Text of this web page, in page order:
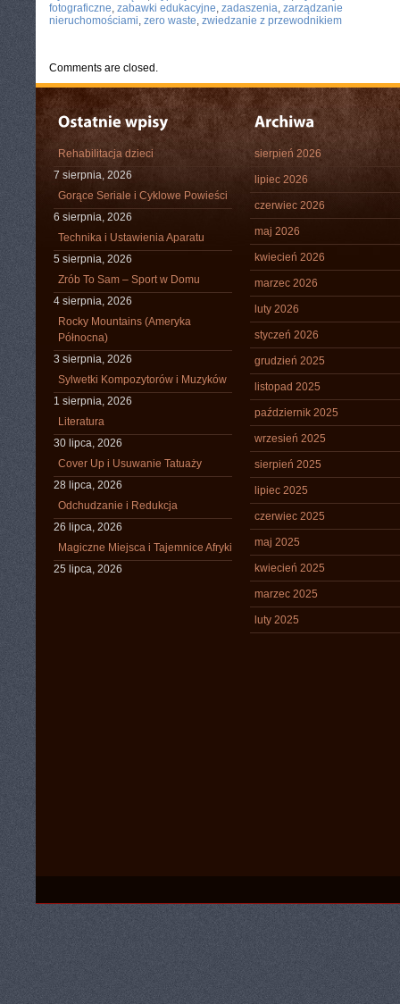
fotograficzne, zabawki edukacyjne, zadaszenia, zarządzanie
nieruchomościami, zero waste, zwiedzanie z przewodnikiem
Comments are closed.
Rehabilitacja dzieci
7 sierpnia, 2026
Gorące Seriale i Cyklowe Powieści
6 sierpnia, 2026
Technika i Ustawienia Aparatu
5 sierpnia, 2026
Zrób To Sam – Sport w Domu
4 sierpnia, 2026
Rocky Mountains (Ameryka
Północna)
3 sierpnia, 2026
Sylwetki Kompozytorów i Muzyków
1 sierpnia, 2026
Literatura
30 lipca, 2026
Cover Up i Usuwanie Tatuaży
28 lipca, 2026
Odchudzanie i Redukcja
26 lipca, 2026
Magiczne Miejsca i Tajemnice Afryki
25 lipca, 2026
sierpień 2026
lipiec 2026
czerwiec 2026
maj 2026
kwiecień 2026
marzec 2026
luty 2026
styczeń 2026
grudzień 2025
listopad 2025
październik 2025
wrzesień 2025
sierpień 2025
lipiec 2025
czerwiec 2025
maj 2025
kwiecień 2025
marzec 2025
luty 2025